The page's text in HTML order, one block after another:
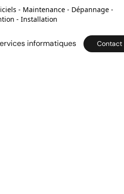
- Maintenance - Dépannage -
- Installation
informatiques Contact